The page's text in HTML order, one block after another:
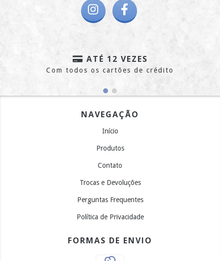
ATÉ 12 VEZES
Com todos os cartões de crédito
NAVEGAÇÃO
Início
Produtos
Contato
Trocas e Devoluções
Perguntas Frequentes
Política de Privacidade
FORMAS DE ENVIO